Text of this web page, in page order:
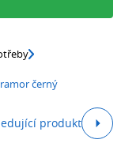
černý
produkt